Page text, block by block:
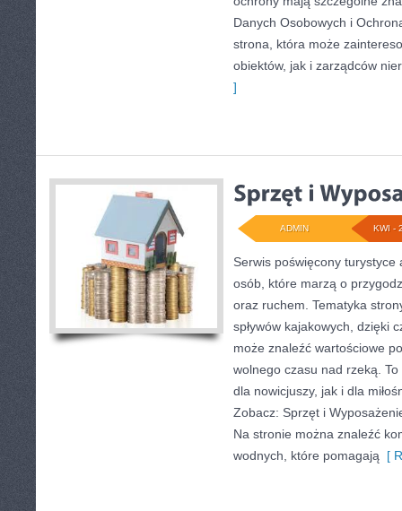
Danych Osobowych i
strona, która może
obiektów, jak i zarządców
]
KWI -
ADMIN
Serwis poświęcony
osób, które marzą o
oraz ruchem. Tematyka
spływów kajakowych, dzięki
może znaleźć wartościowe
wolnego czasu nad rzeką.
dla nowicjuszy, jak i dla
Zobacz: Sprzęt i
Na stronie można znaleźć
wodnych, które pomagają [